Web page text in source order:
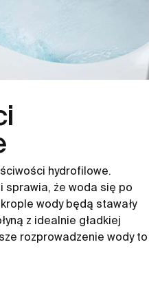
hydrofilowe.
sprawia, że woda się po
wody będą stawały
z idealnie gładkiej
rozprowadzenie wody to